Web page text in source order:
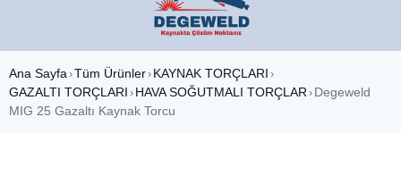
Ana Sayfa›Tüm Ürünler› KAYNAK TORÇLARI ›
GAZALTI TORÇLARI › HAVA SOĞUTMALI TORÇLAR› Degeweld
MIG 25 Gazaltı Kaynak Torcu